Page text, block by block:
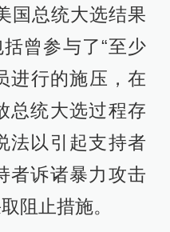
国总统大选结果
曾参与了“至少
进行的施压，在
总统大选过程存
法以引起支持者
者诉诸暴力攻击
阻止措施。